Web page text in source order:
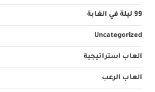
99 ليلة في الغابة
Uncategorized
العاب استراتيجية
العاب الرعب